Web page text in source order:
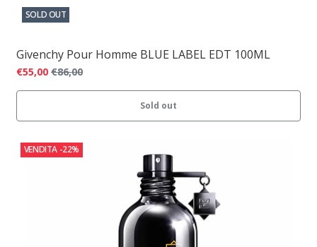
SOLD OUT
Givenchy Pour Homme BLUE LABEL EDT 100ML
€55,00 €86,00
Sold out
VENDITA -22%